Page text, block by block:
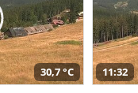
30,7 °C 11:32